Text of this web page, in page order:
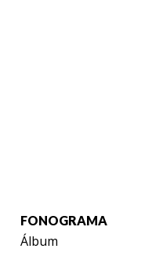
FONOGRAMA
Álbum